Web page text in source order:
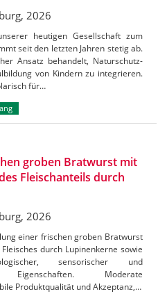
2026
heutigen Gesellschaft zum
seit den letzten Jahren stetig ab.
Ansatz behandelt, Naturschutz-
von Kindern zu integrieren.
für…
groben Bratwurst mit
Fleischanteils durch
2026
einer frischen groben Bratwurst
durch Lupinenkerne sowie
sensorischer und
Eigenschaften. Moderate
Produktqualität und Akzeptanz,…